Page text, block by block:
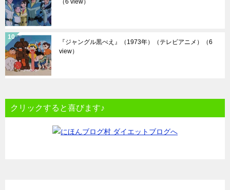
（6 view）
『ジャングル黒べえ』（1973年）（テレビアニメ）
（6
view）
クリックすると喜びます♪